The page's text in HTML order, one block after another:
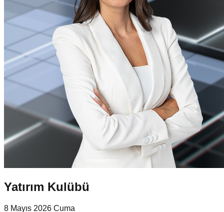
Yatırım Kulübü
8 Mayıs 2026 Cuma